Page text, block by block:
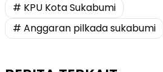
# KPU Kota Sukabumi
# Anggaran pilkada sukabumi